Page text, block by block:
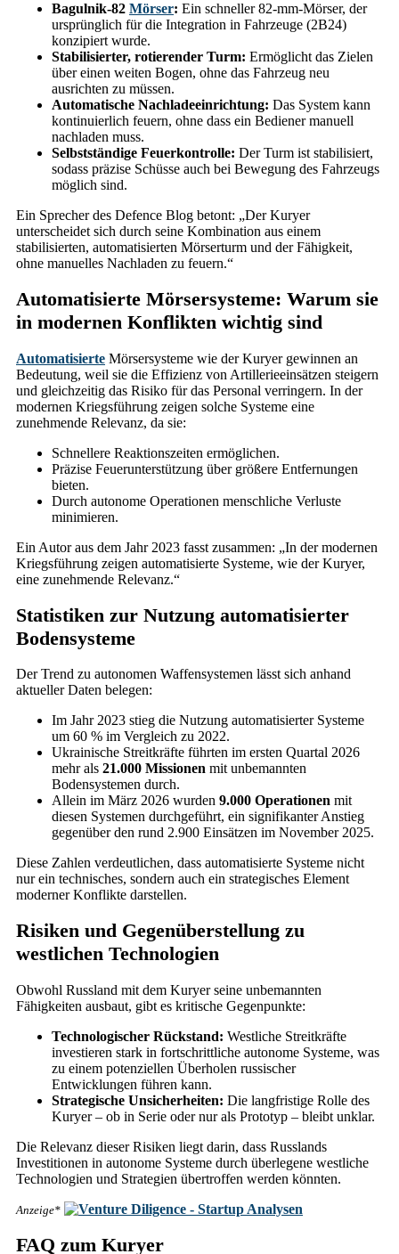
Bagulnik-82 Mörser: Ein schneller 82-mm-Mörser, der
ursprünglich für die Integration in Fahrzeuge (2B24)
konzipiert wurde.
Stabilisierter, rotierender Turm: Ermöglicht das Zielen
über einen weiten Bogen, ohne das Fahrzeug neu
ausrichten zu müssen.
Automatische Nachladeeinrichtung: Das System kann
kontinuierlich feuern, ohne dass ein Bediener manuell
nachladen muss.
Selbstständige Feuerkontrolle: Der Turm ist stabilisiert,
sodass präzise Schüsse auch bei Bewegung des Fahrzeugs
möglich sind.
Ein Sprecher des Defence Blog betont: „Der Kuryer
unterscheidet sich durch seine Kombination aus einem
stabilisierten, automatisierten Mörserturm und der Fähigkeit,
ohne manuelles Nachladen zu feuern.“
Automatisierte Mörsersysteme: Warum sie
in modernen Konflikten wichtig sind
Automatisierte Mörsersysteme wie der Kuryer gewinnen an
Bedeutung, weil sie die Effizienz von Artillerieeinsätzen steigern
und gleichzeitig das Risiko für das Personal verringern. In der
modernen Kriegsführung zeigen solche Systeme eine
zunehmende Relevanz, da sie:
Schnellere Reaktionszeiten ermöglichen.
Präzise Feuerunterstützung über größere Entfernungen
bieten.
Durch autonome Operationen menschliche Verluste
minimieren.
Ein Autor aus dem Jahr 2023 fasst zusammen: „In der modernen
Kriegsführung zeigen automatisierte Systeme, wie der Kuryer,
eine zunehmende Relevanz.“
Statistiken zur Nutzung automatisierter
Bodensysteme
Der Trend zu autonomen Waffensystemen lässt sich anhand
aktueller Daten belegen:
Im Jahr 2023 stieg die Nutzung automatisierter Systeme
um 60 % im Vergleich zu 2022.
Ukrainische Streitkräfte führten im ersten Quartal 2026
mehr als 21.000 Missionen mit unbemannten
Bodensystemen durch.
Allein im März 2026 wurden 9.000 Operationen mit
diesen Systemen durchgeführt, ein signifikanter Anstieg
gegenüber den rund 2.900 Einsätzen im November 2025.
Diese Zahlen verdeutlichen, dass automatisierte Systeme nicht
nur ein technisches, sondern auch ein strategisches Element
moderner Konflikte darstellen.
Risiken und Gegenüberstellung zu
westlichen Technologien
Obwohl Russland mit dem Kuryer seine unbemannten
Fähigkeiten ausbaut, gibt es kritische Gegenpunkte:
Technologischer Rückstand: Westliche Streitkräfte
investieren stark in fortschrittliche autonome Systeme, was
zu einem potenziellen Überholen russischer
Entwicklungen führen kann.
Strategische Unsicherheiten: Die langfristige Rolle des
Kuryer – ob in Serie oder nur als Prototyp – bleibt unklar.
Die Relevanz dieser Risiken liegt darin, dass Russlands
Investitionen in autonome Systeme durch überlegene westliche
Technologien und Strategien übertroffen werden könnten.
Anzeige*
FAQ zum Kuryer